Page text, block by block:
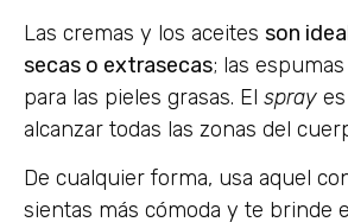
Las cremas y los aceites son
secas o extrasecas; las
para las pieles grasas. El spray
alcanzar todas las zonas del
De cualquier forma, usa aquel
sientas más cómoda y te brinde